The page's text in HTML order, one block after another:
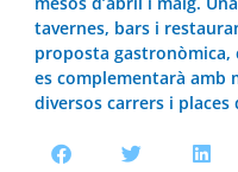
tavernes, bars i
proposta gastronòmica,
es complementarà amb
diversos carrers i places